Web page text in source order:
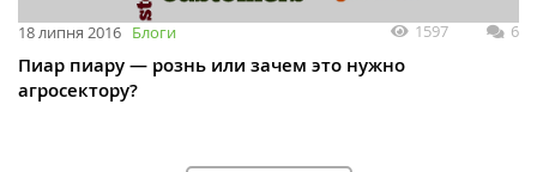
18 липня 2016 Блоги 1597 6
Пиар пиару — рознь или зачем это нужно
агросектору?